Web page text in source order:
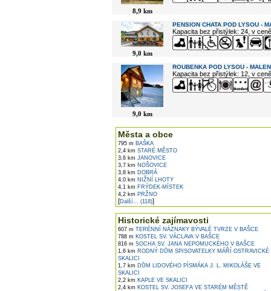
8,9 km
9,0 km
PENSION CHATA POD LYSOU -
Kapacita bez přistýlek: 24, v
9,0 km
ROUBENKA POD LYSOU -
Kapacita bez přistýlek: 12, v
Města a obce
795 m BAŠKA
2,4 km STARÉ MĚSTO
3,6 km JANOVICE
3,7 km NOŠOVICE
3,8 km DOBRÁ
4,0 km NIŽNÍ LHOTY
4,1 km FRÝDEK-MÍSTEK
4,2 km PRŽNO
[Další... (118)]
Historické zajímavosti
607 m TERÉNNÍ NÁZNAKY BÝVALÉ TVRZE V BAŠCE
788 m KOSTEL SV. VÁCLAVA V BAŠCE
816 m SOCHA SV. JANA NEPOMUCKÉHO V BAŠCE
1,6 km RODNÝ DŮM SPISOVATELKY MÁŘÍ OSTRAVICKÉ
SKALICI
1,7 km DŮM LIDOVÉHO PÍSMÁKA J. L. MIKOLÁŠE VE
SKALICI
2,2 km KAPLE VE SKALICI
2,4 km KOSTEL SV. JOSEFA VE STARÉM MĚSTĚ